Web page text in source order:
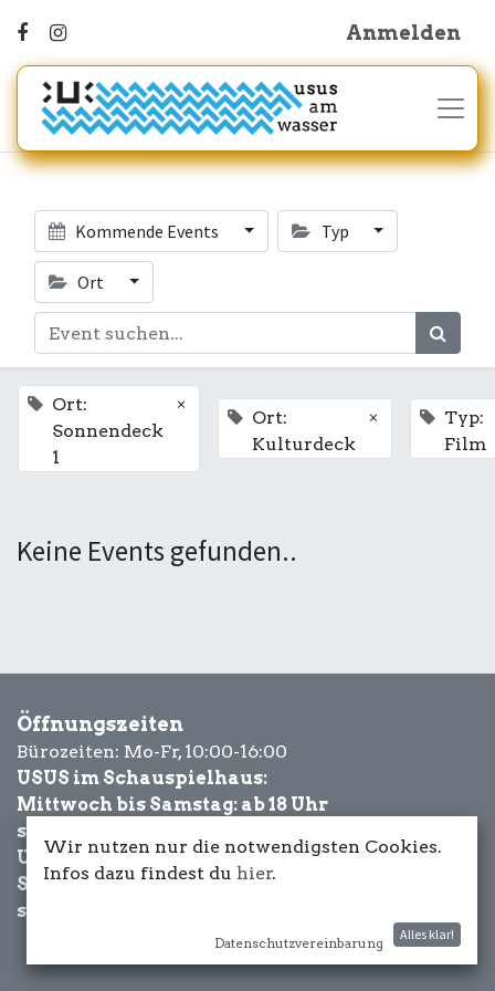
Anmelden
Kommende Events Typ
Ort
Ort:
Sonnendeck
1
×
Ort:
Kulturdeck
×
Typ:
Film
Keine Events gefunden..
Öffnungszeiten
Bürozeiten: Mo-Fr, 10:00-16:00
USUS im Schauspielhaus:
Mittwoch bis Samstag: ab 18 Uhr
sowie Eventbezogen.
USUS am Wasser:
Schönwetter-
sowie Eventbezogen.
Wir nutzen nur die notwendigsten Cookies.
Infos dazu findest du hier.
Datenschutzvereinbarung
Alles klar!